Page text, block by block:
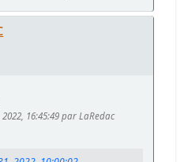
16:45:49 par LaRedac